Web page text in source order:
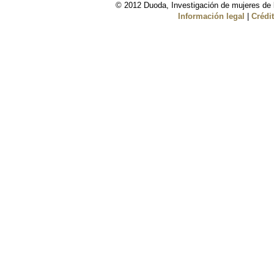
© 2012 Duoda, Investigación de mujeres
Información legal